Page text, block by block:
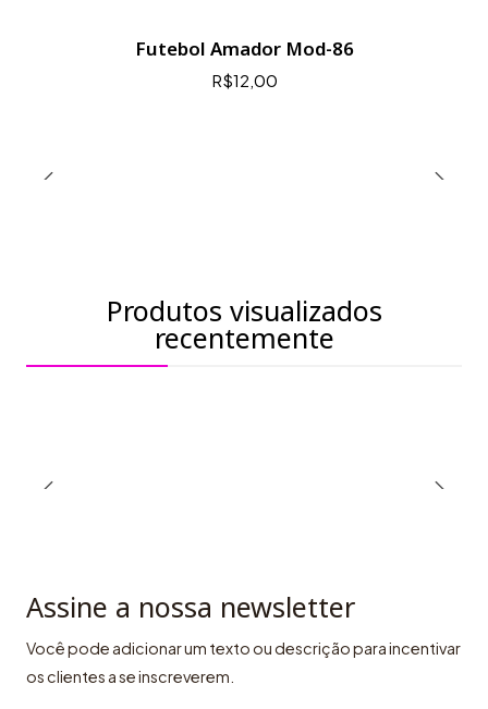
Futebol Amador Mod-86
R$12,00
Produtos visualizados
recentemente
Assine a nossa newsletter
Você pode adicionar um texto ou descrição para incentivar
os clientes a se inscreverem.